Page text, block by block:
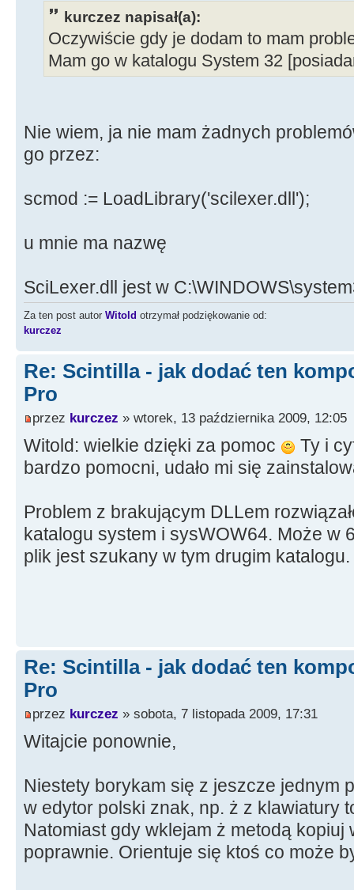
kurczez napisał(a):
Oczywiście gdy je dodam to mam
Mam go w katalogu System 32
Nie wiem, ja nie mam żadnych
go przez:
scmod := LoadLibrary('scilexer.dll');
u mnie ma nazwę
SciLexer.dll jest w
Za ten post autor Witold otrzymał podziękowanie od:
kurczez
Re: Scintilla - jak dodać ten
Pro
przez kurczez » wtorek, 13 października 2009, 12:05
Witold: wielkie dzięki za pomoc
Ty i
bardzo pomocni, udało mi się
Problem z brakującym DLLem
katalogu system i sysWOW64. Może w
plik jest szukany w tym drugim katalogu.
Re: Scintilla - jak dodać ten
Pro
przez kurczez » sobota, 7 listopada 2009, 17:31
Witajcie ponownie,
Niestety borykam się z jeszcze jednym
w edytor polski znak, np. ż z klawiatury
Natomiast gdy wklejam ż metodą
poprawnie. Orientuje się ktoś co może